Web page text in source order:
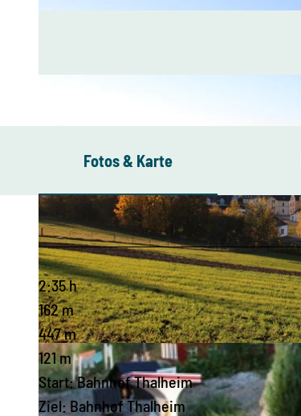
© Vanessa Schüppel, Greifensteinregion | CC-BY-ND
Fotos & Karte
2:35 h
162 m
447 m
121 m
Start: Bahnhof Thalheim
Ziel: Bahnhof Thalheim